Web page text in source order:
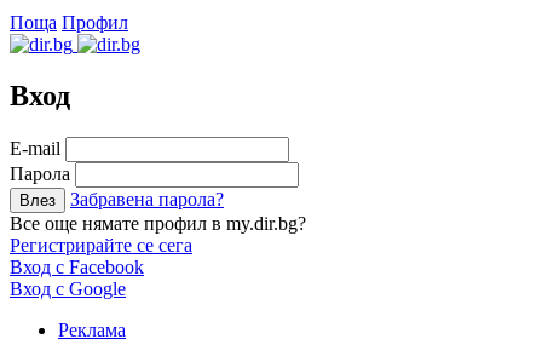
Поща Профил
Вход
Е-mail
Парола
Забравена парола?
Все още нямате профил в my.dir.bg?
Регистрирайте се сега
Вход с Facebook
Вход с Google
Реклама